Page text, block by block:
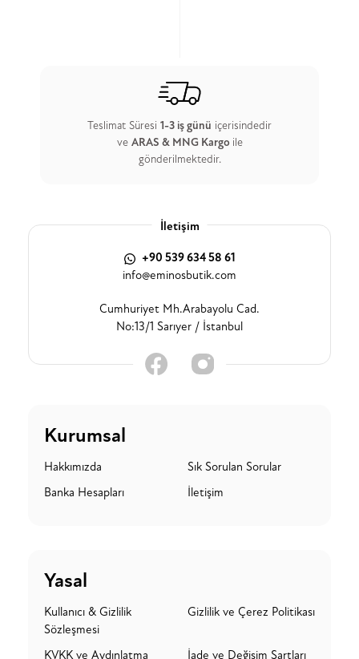
Teslimat Süresi 1-3 iş günü içerisindedir
ve ARAS & MNG Kargo ile
gönderilmektedir.
İletişim
+90 539 634 58 61
info@eminosbutik.com
Cumhuriyet Mh.Arabayolu Cad.
No:13/1 Sarıyer / İstanbul
Kurumsal
Hakkımızda
Sık Sorulan Sorular
Banka Hesapları
İletişim
Yasal
Kullanıcı & Gizlilik
Sözleşmesi
Gizlilik ve Çerez Politikası
KVKK ve Aydınlatma İade ve Değişim Şartları